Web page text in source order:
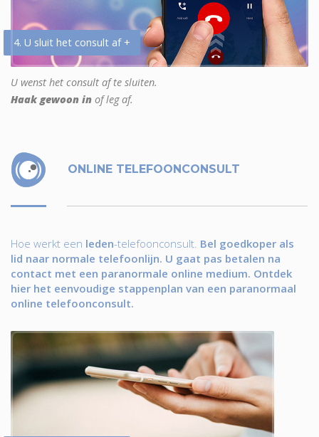
4. U sluit het consult af +
U wenst het consult af te sluiten.
Haak gewoon in of leg af.
ONLINE TELEFOONCONSULT
Hoe werkt een leden-telefoonconsult. Bel goedkoper als
lid naar normale telefoonlijn. U gaat pas betalen na
contact met een paranormale online medium. Ontdek
hier het eenvoudige stappenplan van een paranormaal
online telefoonconsult.